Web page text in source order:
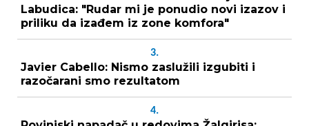
Labudica: "Rudar mi je ponudio novi izazov i
priliku da izađem iz zone komfora"
3.
Javier Cabello: Nismo zaslužili izgubiti i
razočarani smo rezultatom
4.